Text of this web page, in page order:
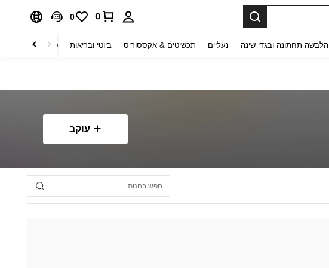
0
0
הלבשה תחתונה ובגדי שינה נעליים תכשיטים & אקססוריס ביוטי ובריאות טקסטיל לבית
עוקב